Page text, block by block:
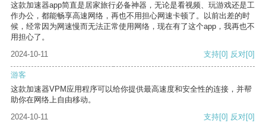
这款加速器app简直是居家旅行必备神器，无论是看视频、玩游戏还是工
作办公，都能畅享高速网络，再也不用担心网速卡顿了。以前出差的时
候，经常因为网速慢而无法正常使用网络，现在有了这个app，我再也不
用担心了。
2024-10-11
支持[0] 反对[0]
游客
这款加速器VPM应用程序可以给你提供最高速度和安全性的连接，并帮
助你在网络上自由移动。
2024-10-11
支持[0] 反对[0]